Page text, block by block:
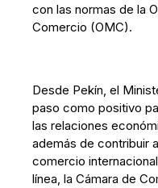
con las normas de la
Comercio (OMC).
Desde Pekín, el
paso como positivo
las relaciones
además de contribuir
comercio
línea, la Cámara de